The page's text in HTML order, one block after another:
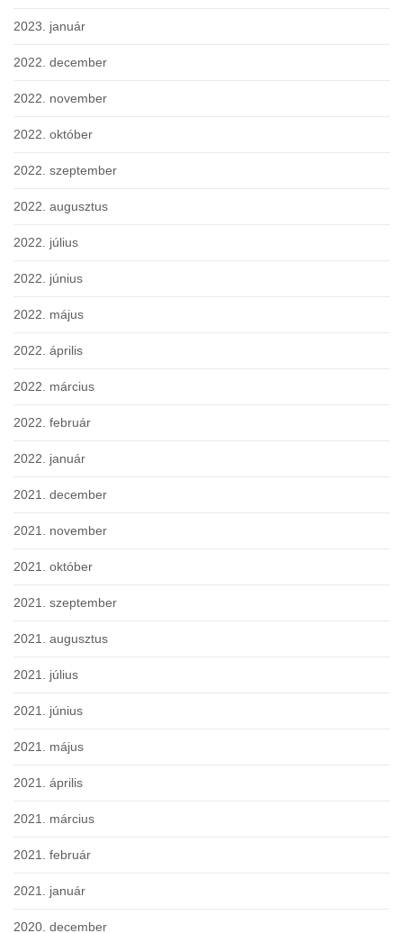
2023. január
2022. december
2022. november
2022. október
2022. szeptember
2022. augusztus
2022. július
2022. június
2022. május
2022. április
2022. március
2022. február
2022. január
2021. december
2021. november
2021. október
2021. szeptember
2021. augusztus
2021. július
2021. június
2021. május
2021. április
2021. március
2021. február
2021. január
2020. december